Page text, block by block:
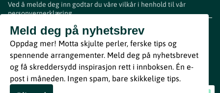
Ved å melde deg inn godtar du våre vilkår i henhold til vår
personvernerklæring.
Meld deg på nyhetsbrev
Oppdag mer! Motta skjulte perler, ferske tips og
spennende arrangementer. Meld deg på nyhetsbrevet
og få skreddersydd inspirasjon rett i innboksen. Én e-
post i måneden. Ingen spam, bare skikkelige tips.
www.visitvestfold.com
Turistinformasjon
Vestfold Fylkeskommune
ByBreakfast